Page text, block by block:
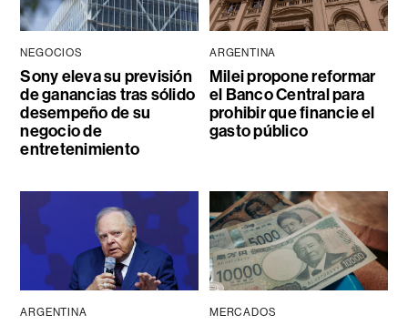
NEGOCIOS
Sony eleva su previsión
de ganancias tras sólido
desempeño de su
negocio de
entretenimiento
ARGENTINA
Milei propone reformar
el Banco Central para
prohibir que financie el
gasto público
ARGENTINA MERCADOS